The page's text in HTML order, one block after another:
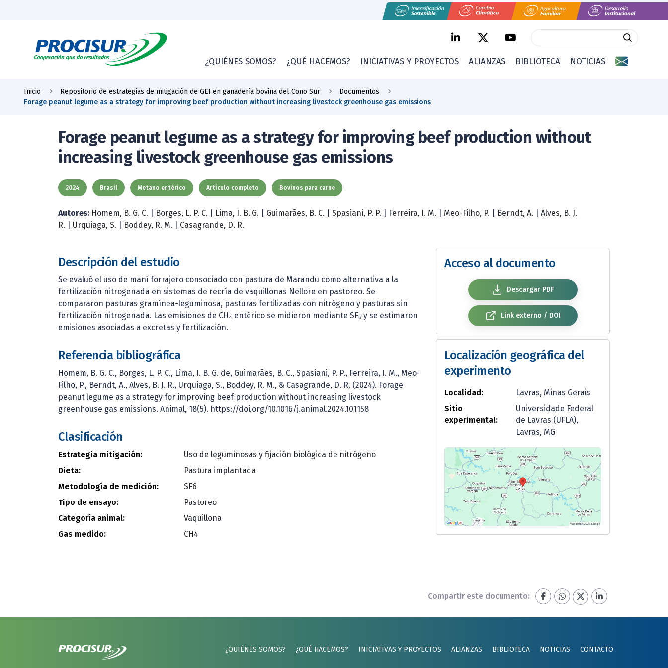
¿QUIÉNES SOMOS? ¿QUÉ HACEMOS? INICIATIVAS Y PROYECTOS ALIANZAS BIBLIOTECA NOTICIAS
Inicio Repositorio de estrategias de mitigación de GEI en ganadería bovina del Cono Sur
Documentos
Forage peanut legume as a strategy for improving beef production without increasing livestock greenhouse gas emissions
Forage peanut legume as a strategy for improving beef production without
increasing livestock greenhouse gas emissions
2024 Brasil Metano entérico Artículo completo Bovinos para carne
Autores: Homem, B. G. C. Borges, L. P. C. Lima, I. B. G. Guimarães, B. C. Spasiani, P. P. Ferreira, I. M. Meo-Filho, P. Berndt, A.
Alves, B. J.
R.
Urquiaga, S. Boddey, R. M. Casagrande, D. R.
Descripción del estudio
Se evaluó el uso de maní forrajero consociado con pastura de Marandu como alternativa a la
fertilización nitrogenada en sistemas de recría de vaquillonas Nellore en pastoreo. Se
compararon pasturas gramínea-leguminosa, pasturas fertilizadas con nitrógeno y pasturas sin
fertilización nitrogenada. Las emisiones de CH₄ entérico se midieron mediante SF₆ y se estimaron
emisiones asociadas a excretas y fertilización.
Referencia bibliográfica
Homem, B. G. C., Borges, L. P. C., Lima, I. B. G. de, Guimarães, B. C., Spasiani, P. P., Ferreira, I. M., Meo-
Filho, P., Berndt, A., Alves, B. J. R., Urquiaga, S., Boddey, R. M., & Casagrande, D. R. (2024). Forage
peanut legume as a strategy for improving beef production without increasing livestock
greenhouse gas emissions. Animal, 18(5). https://doi.org/10.1016/j.animal.2024.101158
Clasificación
Estrategia mitigación:
Uso de leguminosas y fijación biológica de nitrógeno
Dieta:
Pastura implantada
Metodología de medición:
SF6
Tipo de ensayo:
Pastoreo
Categoría animal:
Vaquillona
Gas medido:
CH4
Acceso al documento
Descargar PDF
Link externo / DOI
Localización geográfica del
experimento
Localidad:
Lavras, Minas Gerais
Sitio
experimental:
Universidade Federal
de Lavras (UFLA),
Lavras, MG
Compartir este documento:
¿QUIÉNES SOMOS? ¿QUÉ HACEMOS? INICIATIVAS Y PROYECTOS ALIANZAS BIBLIOTECA NOTICIAS CONTACTO